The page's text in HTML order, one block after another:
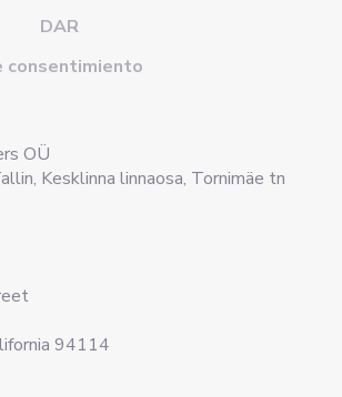
DAR
consentimiento
OÜ
Kesklinna linnaosa, Tornimäe tn
94114